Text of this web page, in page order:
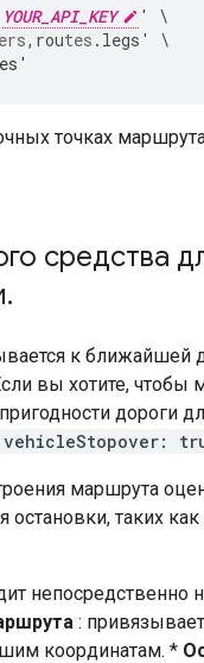
YOUR_API_KEY '
\
, routes .legs'
\
точках маршрута
средства
.
к ближайшей
вы хотите, чтобы
дороги
vehicleStopover:
маршрута
таких
непосредственно
:
координатам. *